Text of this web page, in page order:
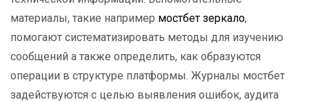
материалы, такие например мостбет зеркало,
помогают систематизировать методы для изучению
сообщений а также определить, как образуются
операции в структуре платформы. Журналы мостбет
задействуются с целью выявления ошибок, аудита